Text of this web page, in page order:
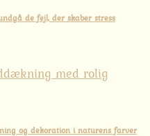
de fejl, der skaber stress
og dekoration i naturens farver